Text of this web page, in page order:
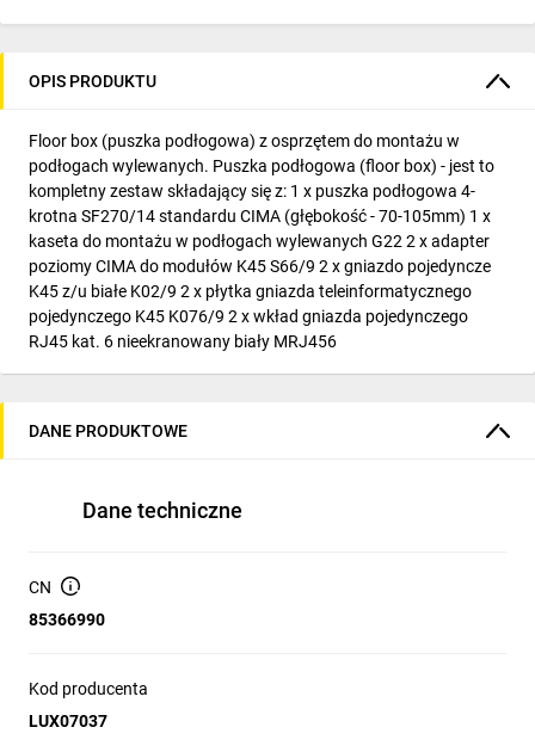
OPIS PRODUKTU
Floor box (puszka podłogowa) z osprzętem do montażu w
podłogach wylewanych. Puszka podłogowa (floor box) - jest to
kompletny zestaw składający się z: 1 x puszka podłogowa 4-
krotna SF270/14 standardu CIMA (głębokość - 70-105mm) 1 x
kaseta do montażu w podłogach wylewanych G22 2 x adapter
poziomy CIMA do modułów K45 S66/9 2 x gniazdo pojedyncze
K45 z/u białe K02/9 2 x płytka gniazda teleinformatycznego
pojedynczego K45 K076/9 2 x wkład gniazda pojedynczego
RJ45 kat. 6 nieekranowany biały MRJ456
DANE PRODUKTOWE
Dane techniczne
CN
85366990
Kod producenta
LUX07037